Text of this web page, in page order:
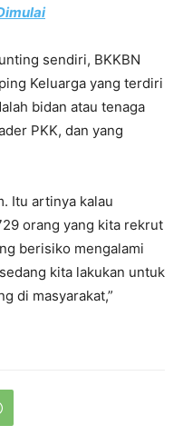
sendiri, BKKBN
Keluarga yang terdiri
bidan atau tenaga
PKK, dan yang
Itu artinya kalau
orang yang kita rekrut
berisiko mengalami
kita lakukan untuk
di masyarakat,”